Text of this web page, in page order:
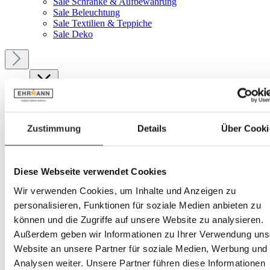
Zustimmung Details Über
Diese Webseite verwendet Cookies
Wir verwenden Cookies, um Inhalte und Anzeigen zu
personalisieren, Funktionen für soziale Medien anbieten zu
können und die Zugriffe auf unsere Website zu analysieren.
Außerdem geben wir Informationen zu Ihrer Verwendung
Website an unsere Partner für soziale Medien, Werbung und
Analysen weiter. Unsere Partner führen diese Informationen
Sale Beleuchtung
Sale Textilien & Teppiche
Sale Deko
Menü
Wir stellen vor: Charlie
Crane